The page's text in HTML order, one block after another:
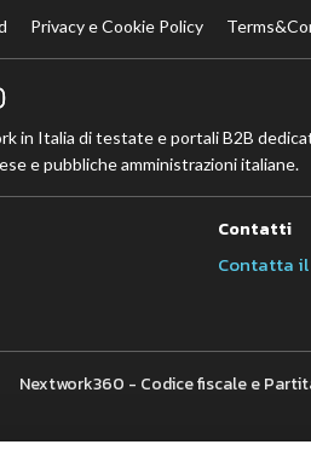
Privacy e Cookie Policy
in Italia di testate e portali B2B
e pubbliche amministrazioni italiane.
Contatti
Contatta
Nextwork360 - Codice fiscale e